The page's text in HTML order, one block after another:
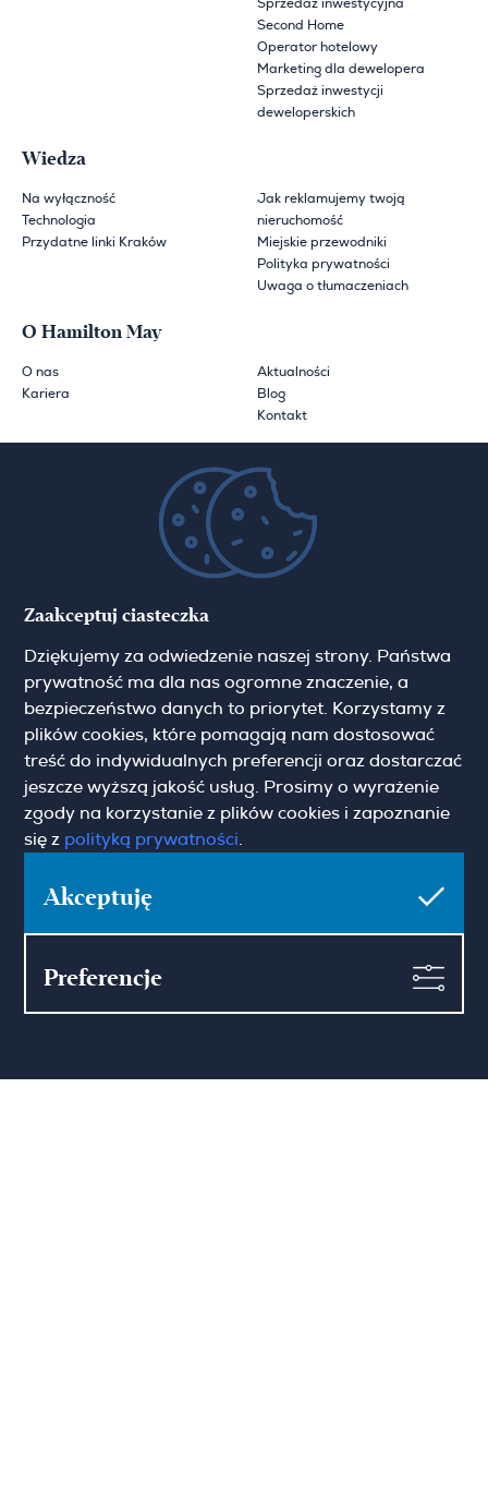
Sprzedaż inwestycyjna
Second Home
Operator hotelowy
Marketing dla dewelopera
Sprzedaż inwestycji
deweloperskich
Wiedza
Na wyłączność
Technologia
Przydatne linki Kraków
Jak reklamujemy twoją
nieruchomość
Miejskie przewodniki
Polityka prywatności
Uwaga o tłumaczeniach
O Hamilton May
O nas
Kariera
Aktualności
Blog
Kontakt
Zapisz się do newslettera
Imię
Email
Zgoda marketingowa Pokaż więcej
Hamilton May Warszawa
Sienna 39
warsaw@hamiltonmay.com
Zaakceptuj ciasteczka
Dziękujemy za odwiedzenie naszej strony. Państwa
prywatność ma dla nas ogromne znaczenie, a
bezpieczeństwo danych to priorytet. Korzystamy z
plików cookies, które pomagają nam dostosować
treść do indywidualnych preferencji oraz dostarczać
jeszcze wyższą jakość usług. Prosimy o wyrażenie
zgody na korzystanie z plików cookies i zapoznanie
się z polityką prywatności
Akceptuję
Preferencje